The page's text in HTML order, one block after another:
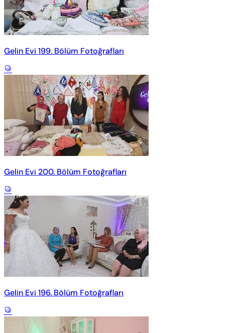
Gelin Evi 199. Bölüm Fotoğrafları
Gelin Evi 200. Bölüm Fotoğrafları
Gelin Evi 196. Bölüm Fotoğrafları